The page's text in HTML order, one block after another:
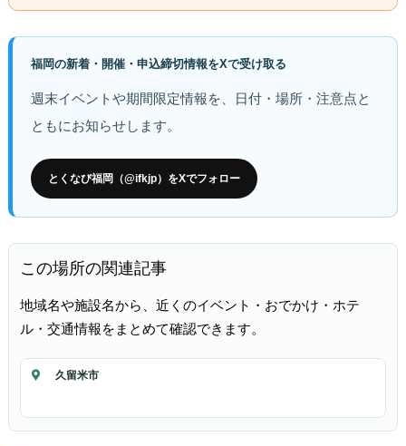
福岡の新着・開催・申込締切情報をXで受け取る
週末イベントや期間限定情報を、日付・場所・注意点と
ともにお知らせします。
とくなび福岡（@ifkjp）をXでフォロー
この場所の関連記事
地域名や施設名から、近くのイベント・おでかけ・ホテ
ル・交通情報をまとめて確認できます。
久留米市